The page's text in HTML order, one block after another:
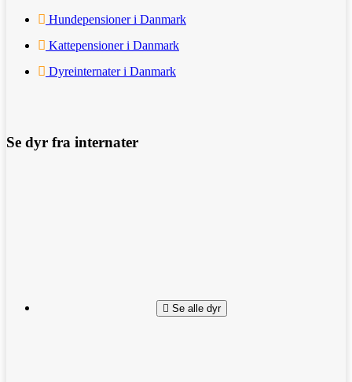
Hundepensioner i Danmark
Kattepensioner i Danmark
Dyreinternater i Danmark
Se dyr fra internater
Se alle dyr